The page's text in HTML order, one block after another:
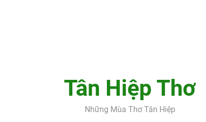
Tân Hiệp Thơ
Những Mùa Thơ Tân Hiệp